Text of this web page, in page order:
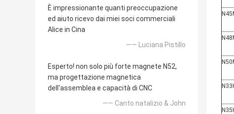
È impressionante quanti preoccupazione
ed aiuto ricevo dai miei soci commerciali
Alice in Cina
—— Luciana Pistillo
Esperto! non solo più forte magnete N52,
ma progettazione magnetica
dell'assemblea e capacità di CNC
—— Canto natalizio & John